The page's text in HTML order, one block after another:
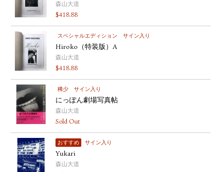
森山大道
$418.88
スペシャルエディション サイン入り
Hiroko（特装版）A
森山大道
$418.88
稀少 サイン入り
にっぽん劇場写真帖
森山大道
Sold Out
おすすめ サイン入り
Yukari
森山大道